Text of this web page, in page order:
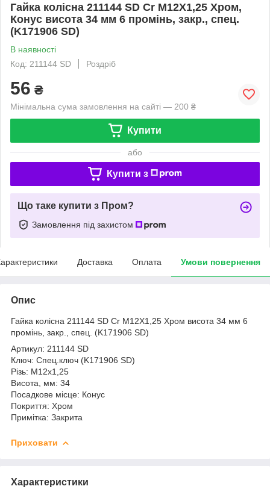
Гайка колісна 211144 SD Cr M12X1,25 Хром,
Конус висота 34 мм 6 промінь, закр., спец.
(K171906 SD)
В наявності
Код: 211144 SD
Роздріб
56 ₴
Мінімальна сума замовлення на сайті — 200 ₴
Купити
або
Купити з
Що таке купити з Пром?
Замовлення під захистом
Доставка Оплата Умови повернення
Опис
Гайка колісна 211144 SD Cr M12X1,25 Хром висота 34 мм 6
промінь, закр., спец. (K171906 SD)
Артикул: 211144 SD
Ключ: Спец.ключ (K171906 SD)
Різь: М12х1,25
Висота, мм: 34
Посадкове місце: Конус
Покриття: Хром
Примітка: Закрита
Приховати
Характеристики